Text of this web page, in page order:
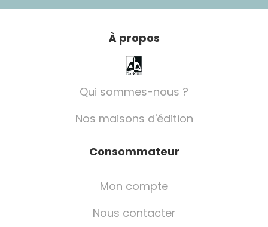
À propos
Qui sommes-nous ?
Nos maisons d'édition
Consommateur
Mon compte
Nous contacter